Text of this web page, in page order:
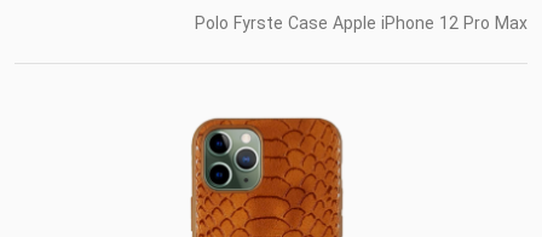
Polo Fyrste Case Apple iPhone 12 Pro Max